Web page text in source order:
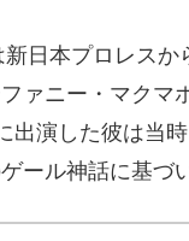
日本プロレス
ァニー・マクマ
出演した彼は当
ール神話に基づ